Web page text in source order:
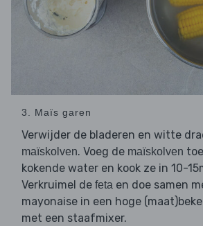
3. Maïs garen
Verwijder de bladeren en witte
maïskolven. Voeg de maïskolven
kokende water en kook ze in 10-
Verkruimel de feta en doe samen
mayonaise in een hoge
met een staafmixer.